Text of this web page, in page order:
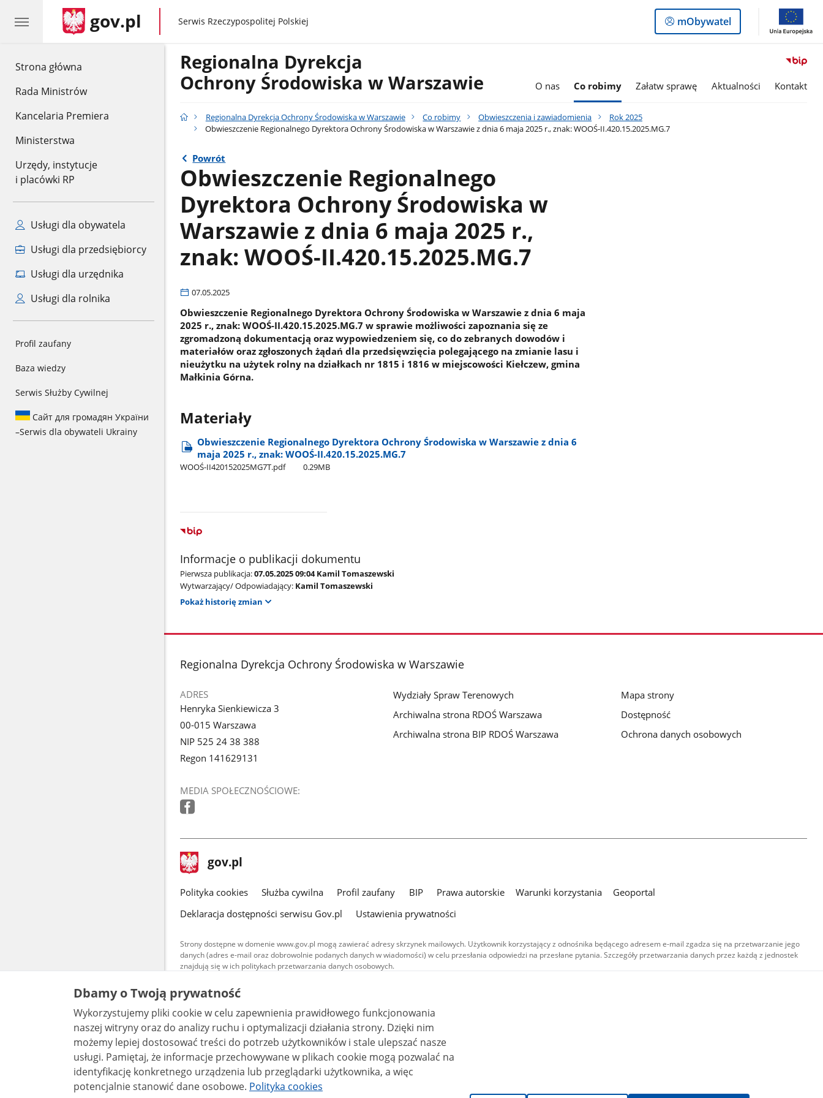
Strona główna
Rada Ministrów
Kancelaria Premiera
Ministerstwa
Urzędy, instytucje
i placówki RP
Usługi dla obywatela
Usługi dla przedsiębiorcy
Usługi dla urzędnika
Usługi dla rolnika
Profil zaufany
Baza wiedzy
Serwis Służby Cywilnej
Сайт для громадян України
–Serwis dla obywateli Ukrainy
gov.pl gov.pl
Serwis Rzeczypospolitej Polskiej
Logowanie
do
mObywatel
Regionalna Dyrekcja
Ochrony Środowiska w Warszawie
O nas Co robimy Załatw sprawę Aktualności Kontakt
Regionalna Dyrekcja Ochrony Środowiska w Warszawie Co robimy Obwieszczenia i zawiadomienia
Rok 2025
Obwieszczenie Regionalnego Dyrektora Ochrony Środowiska w Warszawie z dnia 6 maja 2025 r., znak: WOOŚ-II.420.15.2025.MG.7
Powrót
Obwieszczenie Regionalnego
Dyrektora Ochrony Środowiska w
Warszawie z dnia 6 maja 2025 r.,
znak: WOOŚ-II.420.15.2025.MG.7
07.05.2025
Obwieszczenie Regionalnego Dyrektora Ochrony Środowiska w Warszawie z dnia 6 maja
2025 r., znak: WOOŚ-II.420.15.2025.MG.7 w sprawie możliwości zapoznania się ze
zgromadzoną dokumentacją oraz wypowiedzeniem się, co do zebranych dowodów i
materiałów oraz zgłoszonych żądań dla przedsięwzięcia polegającego na zmianie lasu i
nieużytku na użytek rolny na działkach nr 1815 i 1816 w miejscowości Kiełczew, gmina
Małkinia Górna.
Materiały
Obwieszczenie Regionalnego Dyrektora Ochrony Środowiska w Warszawie z dnia 6
maja 2025 r., znak: WOOŚ-II.420.15.2025.MG.7
WOOŚ-II420152025MG7T.pdf 0.29MB
Informacje o publikacji dokumentu
Pierwsza publikacja:07.05.2025 09:04 Kamil Tomaszewski
Wytwarzający/ Odpowiadający: Kamil Tomaszewski
Pokaż historię zmian
stopka
Regionalna Dyrekcja Ochrony Środowiska w Warszawie
ADRES
Henryka Sienkiewicza 3
00-015 Warszawa
NIP 525 24 38 388
Regon 141629131
MEDIA SPOŁECZNOŚCIOWE:
Wydziały Spraw Terenowych
Archiwalna strona RDOŚ Warszawa
Archiwalna strona BIP RDOŚ Warszawa
Mapa strony
Dostępność
Ochrona danych osobowych
stopka
gov.pl Strona
gov.pl
gov.pl
Polityka cookies Służba cywilna Profil zaufany BIP Prawa autorskie Warunki korzystania
Geoportal
Deklaracja dostępności serwisu Gov.pl
Ustawienia prywatności
Strony dostępne w domenie www.gov.pl mogą zawierać adresy skrzynek mailowych. Użytkownik korzystający z odnośnika będącego adresem e-mail zgadza się na przetwarzanie jego
danych (adres e-mail oraz dobrowolnie podanych danych w wiadomości) w celu przesłania odpowiedzi na przesłane pytania. Szczegóły przetwarzania danych przez każdą z jednostek
znajdują się w ich politykach przetwarzania danych osobowych.
Treści tekstowe publikowane w serwisie (z wyłączeniem treści audiowizualnych), są
udostępniane na licencji typu Creative Commons: uznanie autorstwa - na tych samych
warunkach 4.0 (CC BY-SA 4.0). Materiały audiowizualne, w tym zdjęcia, materiały audio i wideo,
są udostępniane na licencji typu Creative Commons: uznanie autorstwa użycie niekomercyjne -
bez utworów zależnych 4.0 (CC BY-NC-ND 4.0), o ile nie jest to stwierdzone inaczej.
Dbamy o Twoją prywatność
Wykorzystujemy pliki cookie w celu zapewnienia prawidłowego funkcjonowania
naszej witryny oraz do analizy ruchu i optymalizacji działania strony. Dzięki nim
możemy lepiej dostosować treści do potrzeb użytkowników i stale ulepszać nasze
usługi. Pamiętaj, że informacje przechowywane w plikach cookie mogą pozwalać na
identyfikację konkretnego urządzenia lub przeglądarki użytkownika, a więc
potencjalnie stanowić dane osobowe. Polityka cookies